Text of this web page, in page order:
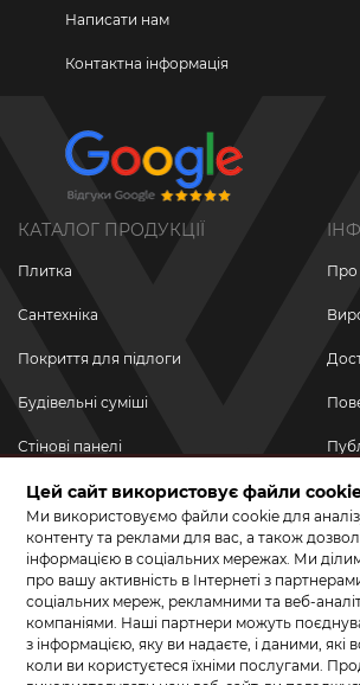
Написати нам
Контактна інформація
КАТАЛОГ ПРОДУКЦІЇ
Плитка
Сантехніка
Покриття для підлоги
Будівельні суміші
Стінові панелі
Новинки
Акційні товари
Акції/Знижки
Про
ПРИЄДНУЙТЕСЬ ДО НАС У
Цей сайт використовує файли
Ми використовуємо файли cookie для
контенту та реклами для вас, а також
інформацією в соціальних мережах. Ми
про вашу активність в Інтернеті з
соціальних мереж, рекламними та веб-
компаніями. Наші партнери можуть
з інформацією, яку ви надаєте, і даними, які
коли ви користуєтеся їхніми послугами.